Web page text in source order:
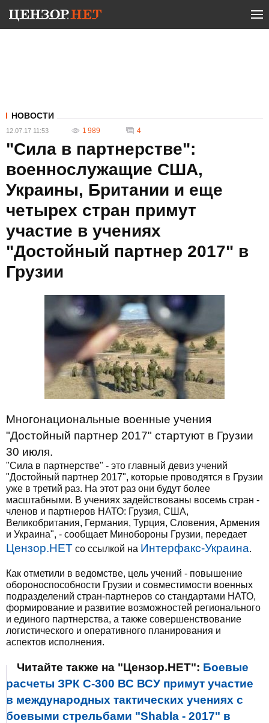
НОВОСТИ
12.07.17 11:53 1 989 4
"Сила в партнерстве":
военнослужащие США,
Украины, Британии и еще
четырех стран примут
участие в учениях
"Достойный партнер 2017" в
Грузии
Многонациональные военные учения
"Достойный партнер 2017" стартуют в Грузии
30 июля.
"Сила в партнерстве" - это главный девиз учений
"Достойный партнер 2017", которые проводятся в Грузии
уже в третий раз. На этот раз они будут более
масштабными. В учениях задействованы восемь стран -
членов и партнеров НАТО: Грузия, США,
Великобритания, Германия, Турция, Словения, Армения
и Украина", - сообщает Минобороны Грузии, передает
Цензор.НЕТ со ссылкой на Интерфакс-Украина.
Как отметили в ведомстве, цель учений - повышение
обороноспособности Грузии и совместимости военных
подразделений стран-партнеров со стандартами НАТО,
формирование и развитие возможностей регионального
и единого партнерства, а также совершенствование
логистического и оперативного планирования и
аспектов исполнения.
Читайте также на "Цензор.НЕТ": Боевые
расчеты ЗРК С-300 ВС ВСУ примут участие
в международных тактических учениях с
боевыми стрельбами "Shabla - 2017" в